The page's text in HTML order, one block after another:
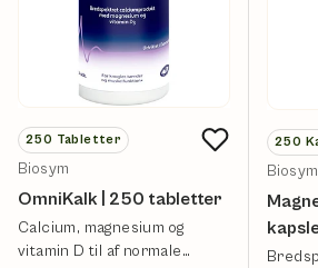
250 Tabletter
Biosym
OmniKalk | 250 tabletter
Calcium, magnesium og
vitamin D til af normale
250
Biosym